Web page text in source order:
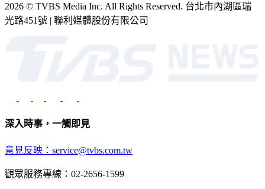
2026 © TVBS Media Inc. All Rights Reserved. 台北市內湖區瑞
光路451號 | 聯利媒體股份有限公司
深入時事，一觸即見
意見反映：service@tvbs.com.tw
觀眾服務專線：02-2656-1599